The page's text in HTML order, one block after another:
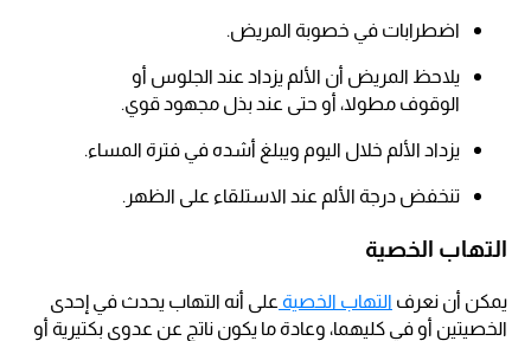
اضطرابات في خصوبة المريض.
يلاحظ المريض أن الألم يزداد عند الجلوس أو
الوقوف مطولا، أو حتى عند بذل مجهود قوي.
يزداد الألم خلال اليوم ويبلغ أشده في فترة المساء.
تنخفض درجة الألم عند الاستلقاء على الظهر.
التهاب الخصية
يمكن أن نعرف التهاب الخصية على أنه التهاب يحدث في إحدى
الخصيتين أو في كليهما، وعادة ما يكون ناتج عن عدوى بكتيرية أو